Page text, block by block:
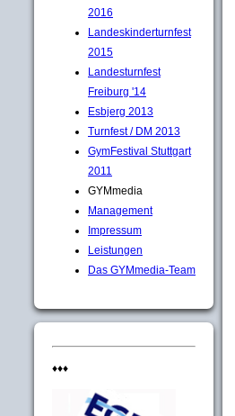
2016
Landeskinderturnfest
2015
Landesturnfest
Freiburg '14
Esbjerg 2013
Turnfest / DM 2013
GymFestival Stuttgart
2011
GYMmedia
Management
Impressum
Leistungen
Das GYMmedia-Team
♦♦♦